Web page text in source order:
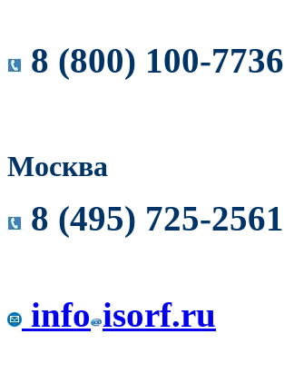
8 (800) 100-7736
Москва
8 (495) 725-2561
info isorf.ru